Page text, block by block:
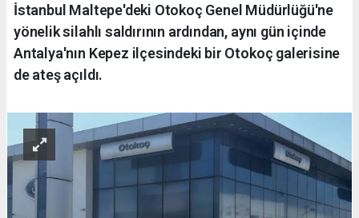
İstanbul Maltepe'deki Otokoç Genel Müdürlüğü'ne
yönelik silahlı saldırının ardından, aynı gün içinde
Antalya'nın Kepez ilçesindeki bir Otokoç galerisine
de ateş açıldı.